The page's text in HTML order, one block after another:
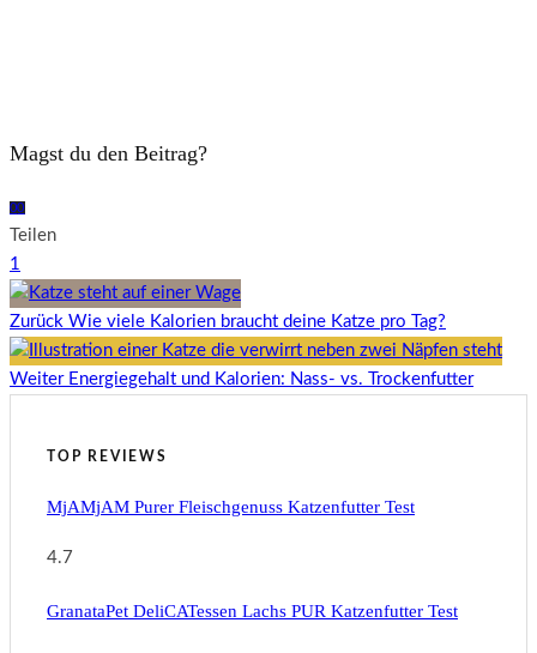
Magst du den Beitrag?
00
Teilen
1
Zurück Wie viele Kalorien braucht deine Katze pro Tag?
WeiterEnergiegehalt und Kalorien: Nass- vs. Trockenfutter
TOP REVIEWS
MjAMjAM Purer Fleischgenuss Katzenfutter Test
4.7
GranataPet DeliCATessen Lachs PUR Katzenfutter Test